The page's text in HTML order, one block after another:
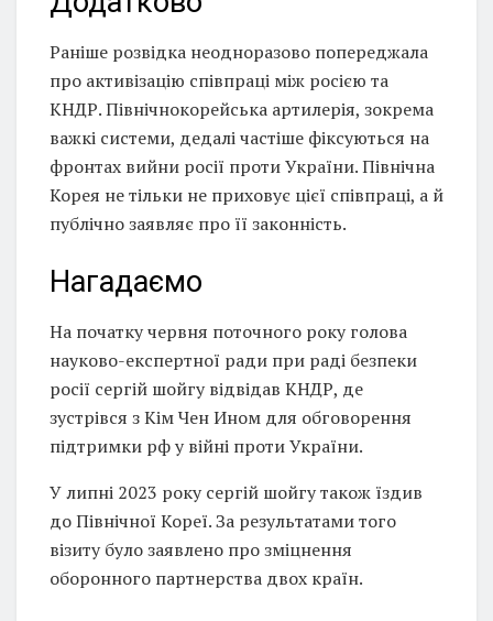
Раніше розвідка неодноразово попереджала
про активізацію співпраці між росією та
КНДР. Північнокорейська артилерія, зокрема
важкі системи, дедалі частіше фіксуються на
фронтах вийни росії проти України. Північна
Корея не тільки не приховує цієї співпраці, а й
публічно заявляє про її законність.
Нагадаємо
На початку червня поточного року голова
науково-експертної ради при раді безпеки
росії сергій шойгу відвідав КНДР, де
зустрівся з Кім Чен Ином для обговорення
підтримки рф у війні проти України.
У липні 2023 року сергій шойгу також їздив
до Північної Кореї. За результатами того
візиту було заявлено про зміцнення
оборонного партнерства двох країн.